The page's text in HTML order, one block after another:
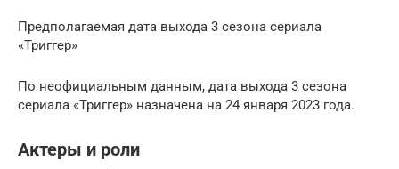
Предполагаемая дата выхода 3 сезона сериала
«Триггер»
По неофициальным данным, дата выхода 3 сезона
сериала «Триггер» назначена на 24 января 2023 года.
Актеры и роли